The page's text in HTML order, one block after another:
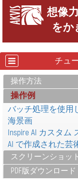
想像
をか
チュ
操作方法
操作例
バッチ処理を使用
海景画
Inspire AI カスタム
AI で作成された芸
スクリーンショット
PDF版ダウンロード